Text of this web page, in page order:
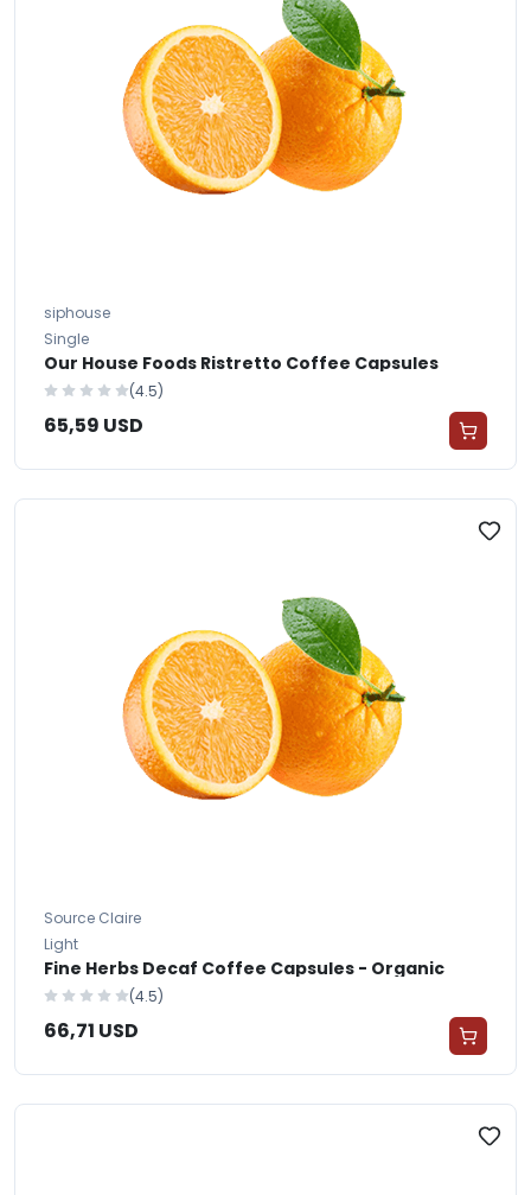
siphouse
Single
Our House Foods Ristretto Coffee Capsules
(4.5)
65,59 USD
Source Claire
Light
Fine Herbs Decaf Coffee Capsules - Organic
(4.5)
66,71 USD